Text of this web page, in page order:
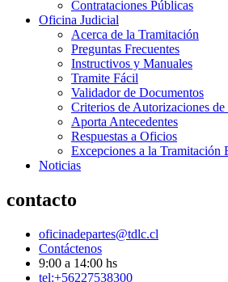
Contrataciones Públicas
Oficina Judicial
Acerca de la Tramitación
Preguntas Frecuentes
Instructivos y Manuales
Tramite Fácil
Validador de Documentos
Criterios de Autorizaciones de
Aporta Antecedentes
Respuestas a Oficios
Excepciones a la Tramitación
Noticias
contacto
oficinadepartes@tdlc.cl
Contáctenos
9:00 a 14:00 hs
tel:+56227538300